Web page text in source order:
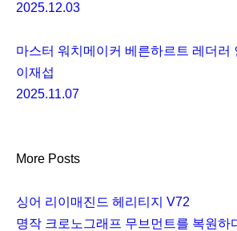
2025.12.03
마스터 워치메이커 베른하르트 레더러
이재섭
2025.11.07
More Posts
싱어 리이매진드 헤리티지 V72
명작 크로노그래프 무브먼트를 복원하